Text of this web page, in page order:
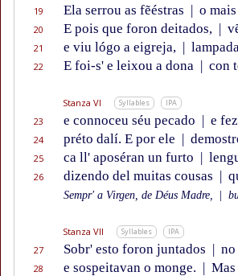
19 Ela serrou as fẽéstras | o
20 E pois que foron deitados, |
21 e viu lógo a eigreja, |
22 E foi-s' e leixou a dona | con
Stanza VI Syllables IPA
23 e connoceu séu pecado | e
24 préto dalí. E por ele |
25 ca ll' aposéran un furto |
26 dizendo del muitas cousas |
Sempr' a Virgen, de Déus Madre,
Stanza VII Syllables IPA
27 Sobr' esto foron juntados | no
28 e sospeitavan o monge. |